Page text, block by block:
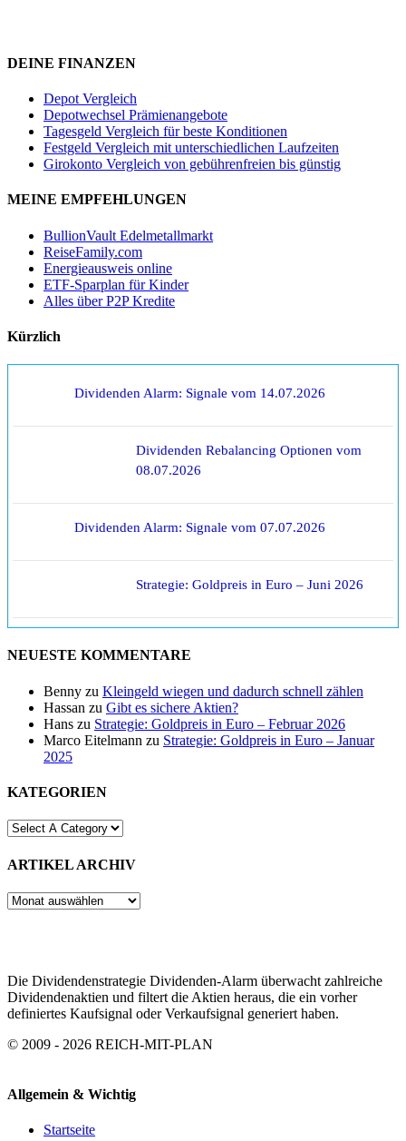
DEINE FINANZEN
Depot Vergleich
Depotwechsel Prämienangebote
Tagesgeld Vergleich für beste Konditionen
Festgeld Vergleich mit unterschiedlichen Laufzeiten
Girokonto Vergleich von gebührenfreien bis günstig
MEINE EMPFEHLUNGEN
BullionVault Edelmetallmarkt
ReiseFamily.com
Energieausweis online
ETF-Sparplan für Kinder
Alles über P2P Kredite
Kürzlich
Dividenden Alarm: Signale vom 14.07.2026
Dividenden Rebalancing Optionen vom
08.07.2026
Dividenden Alarm: Signale vom 07.07.2026
Strategie: Goldpreis in Euro – Juni 2026
NEUESTE KOMMENTARE
Benny zu Kleingeld wiegen und dadurch schnell zählen
Hassan zu Gibt es sichere Aktien?
Hans zu Strategie: Goldpreis in Euro – Februar 2026
Marco Eitelmann zu Strategie: Goldpreis in Euro – Januar
2025
KATEGORIEN
ARTIKEL ARCHIV
ARTIKEL
Die Dividendenstrategie Dividenden-Alarm überwacht zahlreiche
Dividendenaktien und filtert die Aktien heraus, die ein vorher
definiertes Kaufsignal oder Verkaufsignal generiert haben.
© 2009 - 2026 REICH-MIT-PLAN
Allgemein & Wichtig
Startseite